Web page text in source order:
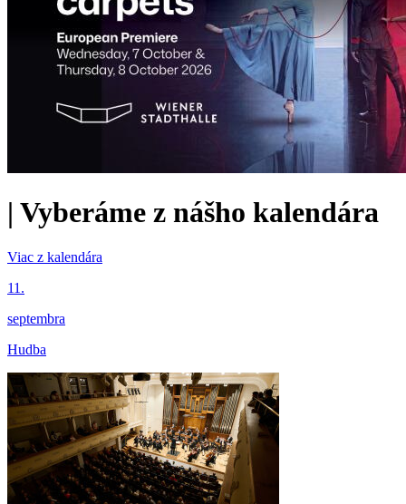
| Vyberáme z nášho kalendára
Viac z kalendára
11.
septembra
Hudba